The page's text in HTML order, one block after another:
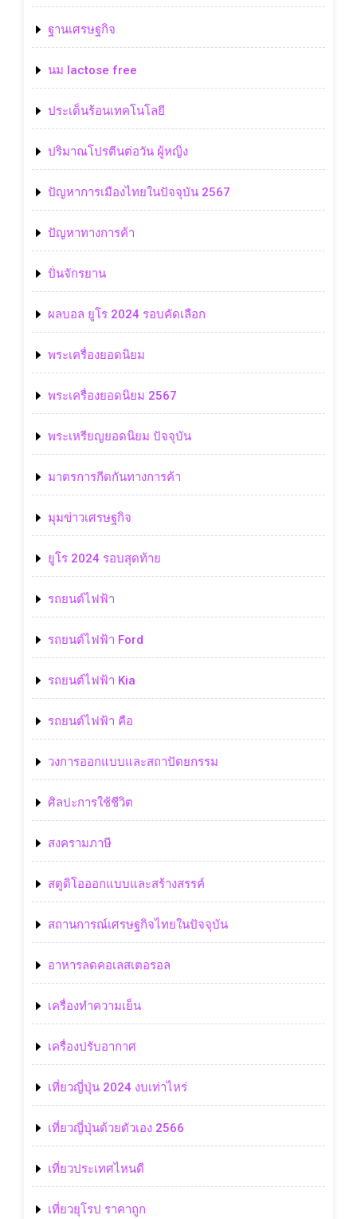
ฐานเศรษฐกิจ
นม lactose free
ประเด็นร้อนเทคโนโลยี
ปริมาณโปรตีนต่อวัน ผู้หญิง
ปัญหาการเมืองไทยในปัจจุบัน 2567
ปัญหาทางการค้า
ปั่นจักรยาน
ผลบอล ยูโร 2024 รอบคัดเลือก
พระเครื่องยอดนิยม
พระเครื่องยอดนิยม 2567
พระเหรียญยอดนิยม ปัจจุบัน
มาตรการกีดกันทางการค้า
มุมข่าวเศรษฐกิจ
ยูโร 2024 รอบสุดท้าย
รถยนต์ไฟฟ้า
รถยนต์ไฟฟ้า Ford
รถยนต์ไฟฟ้า Kia
รถยนต์ไฟฟ้า คือ
วงการออกแบบและสถาปัตยกรรม
ศิลปะการใช้ชีวิต
สงครามภาษี
สตูดิโอออกแบบและสร้างสรรค์
สถานการณ์เศรษฐกิจไทยในปัจจุบัน
อาหารลดคอเลสเตอรอล
เครื่องทำความเย็น
เครื่องปรับอากาศ
เที่ยวญี่ปุ่น 2024 งบเท่าไหร่
เที่ยวญี่ปุ่นด้วยตัวเอง 2566
เที่ยวประเทศไหนดี
เที่ยวยุโรป ราคาถูก